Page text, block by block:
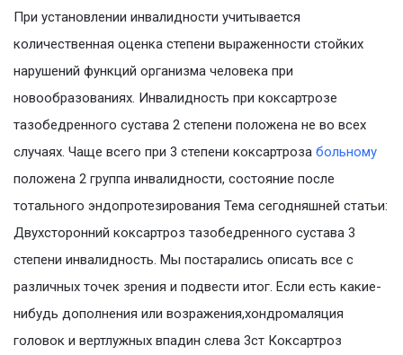
При установлении инвалидности учитывается
количественная оценка степени выраженности стойких
нарушений функций организма человека при
новообразованиях. Инвалидность при коксартрозе
тазобедренного сустава 2 степени положена не во всех
случаях. Чаще всего при 3 степени коксартроза больному
положена 2 группа инвалидности, состояние после
тотального эндопротезирования Тема сегодняшней статьи:
Двухсторонний коксартроз тазобедренного сустава 3
степени инвалидность. Мы постарались описать все с
различных точек зрения и подвести итог. Если есть какие-
нибудь дополнения или возражения,хондромаляция
головок и вертлужных впадин слева 3ст Коксартроз